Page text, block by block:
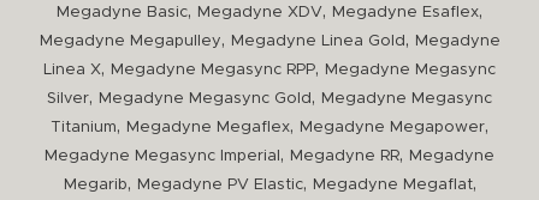
Megadyne Basic, Megadyne XDV, Megadyne Esaflex,
Megadyne Megapulley, Megadyne Linea Gold ,
Megadyne
Linea X, Megadyne Megasync RPP,
Megadyne Megasync
Silver, Megadyne Megasync Gold ,
Megadyne Megasync
Titanium, Megadyne Megaflex, Megadyne Megapower,
Megadyne Megasync Imperial , Megadyne RR,
Megadyne
Megarib, Megadyne PV Elastic, Megadyne Megaflat,